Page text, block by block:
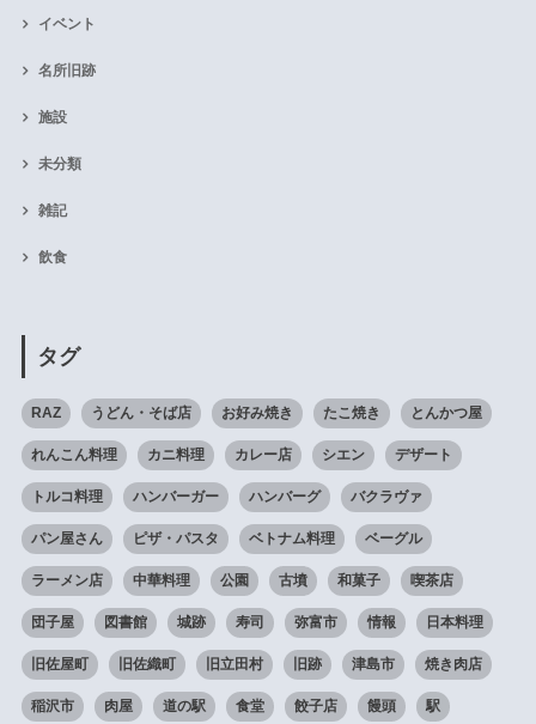
イベント
名所旧跡
施設
未分類
雑記
飲食
タグ
RAZ うどん・そば店 お好み焼き たこ焼き とんかつ屋
れんこん料理 カニ料理 カレー店 シエン デザート
トルコ料理 ハンバーガー ハンバーグ バクラヴァ
パン屋さん ピザ・パスタ ベトナム料理 ベーグル
ラーメン店 中華料理 公園 古墳 和菓子 喫茶店
団子屋 図書館 城跡 寿司 弥富市 情報 日本料理
旧佐屋町 旧佐織町 旧立田村 旧跡 津島市 焼き肉店
稲沢市 肉屋 道の駅 食堂 餃子店 饅頭 駅